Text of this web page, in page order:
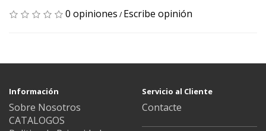
0 opiniones /Escribe opinión
Información
Sobre Nosotros
CATALOGOS
Servicio al Cliente
Contacte